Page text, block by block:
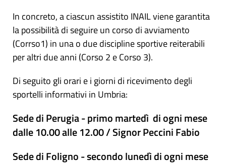
In concreto, a ciascun assistito INAIL viene garantita
la possibilità di seguire un corso di avviamento
(Corrso1) in una o due discipline sportive reiterabili
per altri due anni (Corso 2 e Corso 3).
Di seguito gli orari e i giorni di ricevimento degli
sportelli informativi in Umbria:
Sede di Perugia - primo martedì di ogni mese
dalle 10.00 alle 12.00 / Signor Peccini Fabio
Sede di Foligno - secondo lunedì di ogni mese